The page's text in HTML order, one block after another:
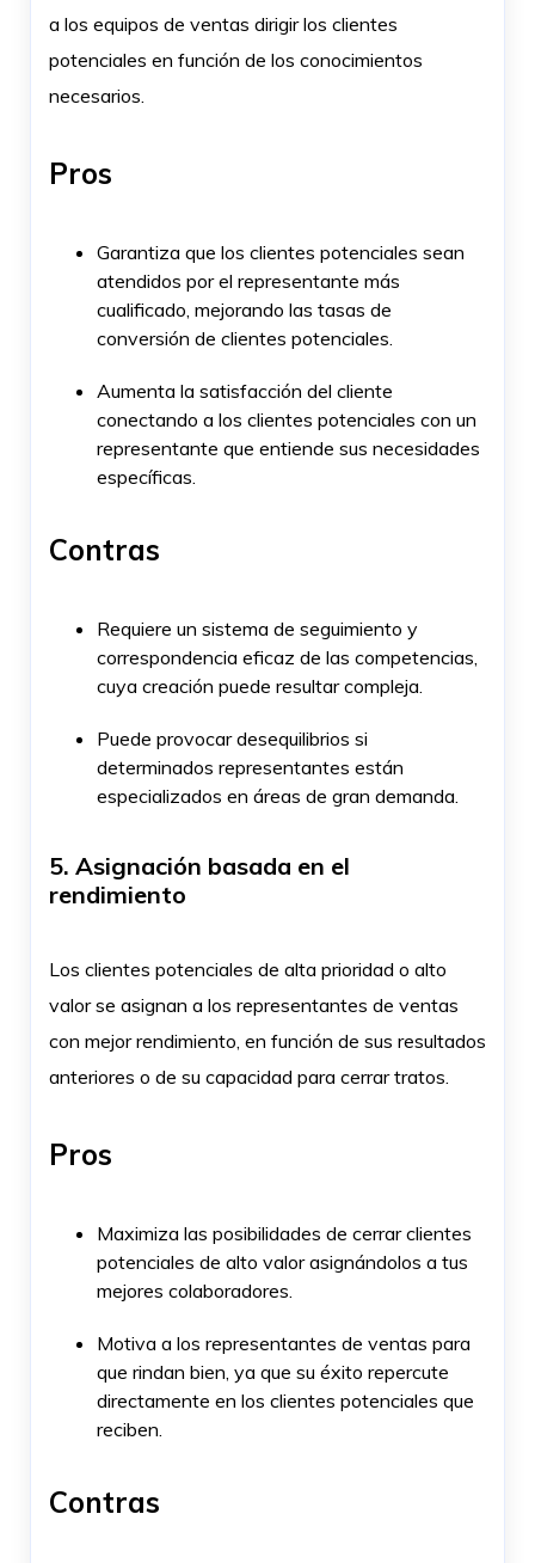
a los equipos de ventas dirigir los clientes
potenciales en función de los conocimientos
necesarios.
Pros
Garantiza que los clientes potenciales sean
atendidos por el representante más
cualificado, mejorando las tasas de
conversión de clientes potenciales.
Aumenta la satisfacción del cliente
conectando a los clientes potenciales con un
representante que entiende sus necesidades
específicas.
Contras
Requiere un sistema de seguimiento y
correspondencia eficaz de las competencias,
cuya creación puede resultar compleja.
Puede provocar desequilibrios si
determinados representantes están
especializados en áreas de gran demanda.
5. Asignación basada en el
rendimiento
Los clientes potenciales de alta prioridad o alto
valor se asignan a los representantes de ventas
con mejor rendimiento, en función de sus resultados
anteriores o de su capacidad para cerrar tratos.
Pros
Maximiza las posibilidades de cerrar clientes
potenciales de alto valor asignándolos a tus
mejores colaboradores.
Motiva a los representantes de ventas para
que rindan bien, ya que su éxito repercute
directamente en los clientes potenciales que
reciben.
Contras